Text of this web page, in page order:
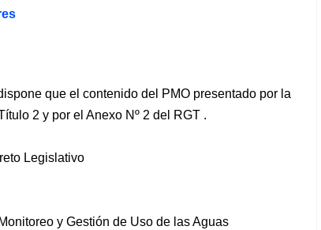
que el contenido del PMO presentado por la
2 y por el Anexo Nº 2 del RGT .
Legislativo
y Gestión de Uso de las Aguas